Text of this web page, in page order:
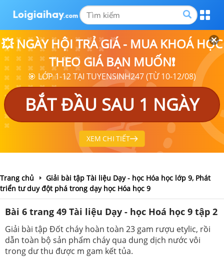
💥 NGÀY HỘI TRẢ GIÁ - MUA KHOÁ HỌC
THEO GIÁ BẠN MUỐN❗
🎯 LỚP 1-12 TẠI TUYENSINH247 (TỪ 10-12/08)
BẮT ĐẦU SAU 1 NGÀY
XEM CHI TIẾT
Trang chủ
Giải bài tập Tài liệu Dạy - học Hóa học lớp 9, Phát
triển tư duy đột phá trong dạy học Hóa học 9
Bài 6 trang 49 Tài liệu Dạy - học Hoá học 9 tập 2
Giải bài tập Đốt cháy hoàn toàn 23 gam rượu etylic, rồi
dẫn toàn bộ sản phẩm cháy qua dung dịch nước vôi
trong dư thu được m gam kết tủa.